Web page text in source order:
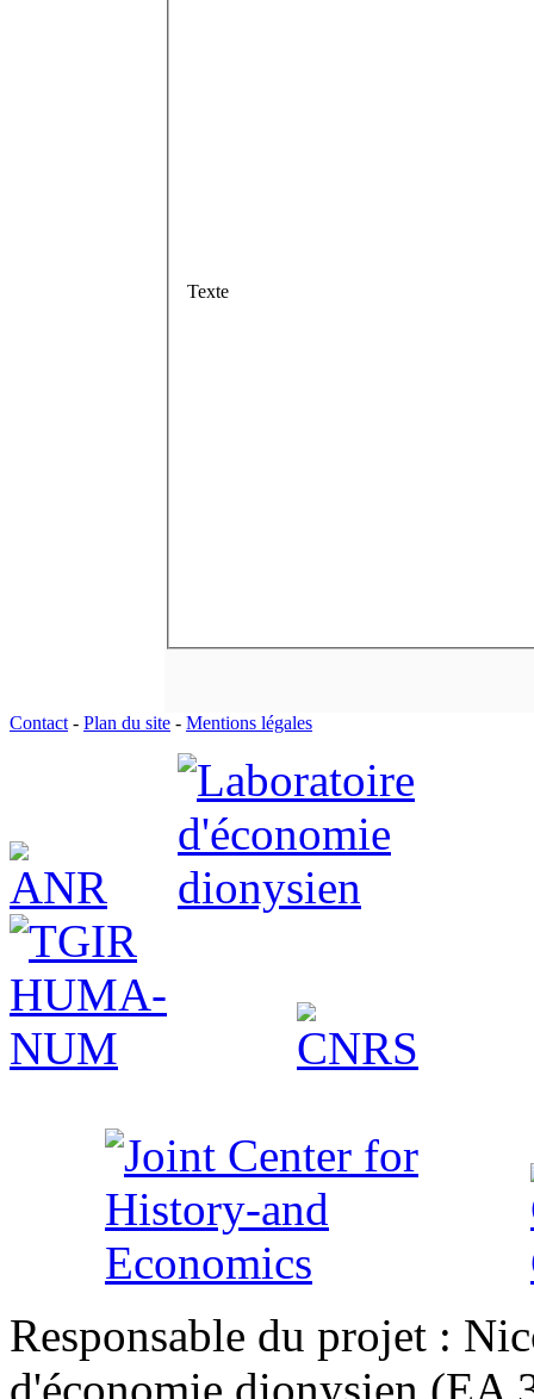
Texte
Contact - Plan du site - Mentions légales
Responsable du projet :
d'économie dionysien